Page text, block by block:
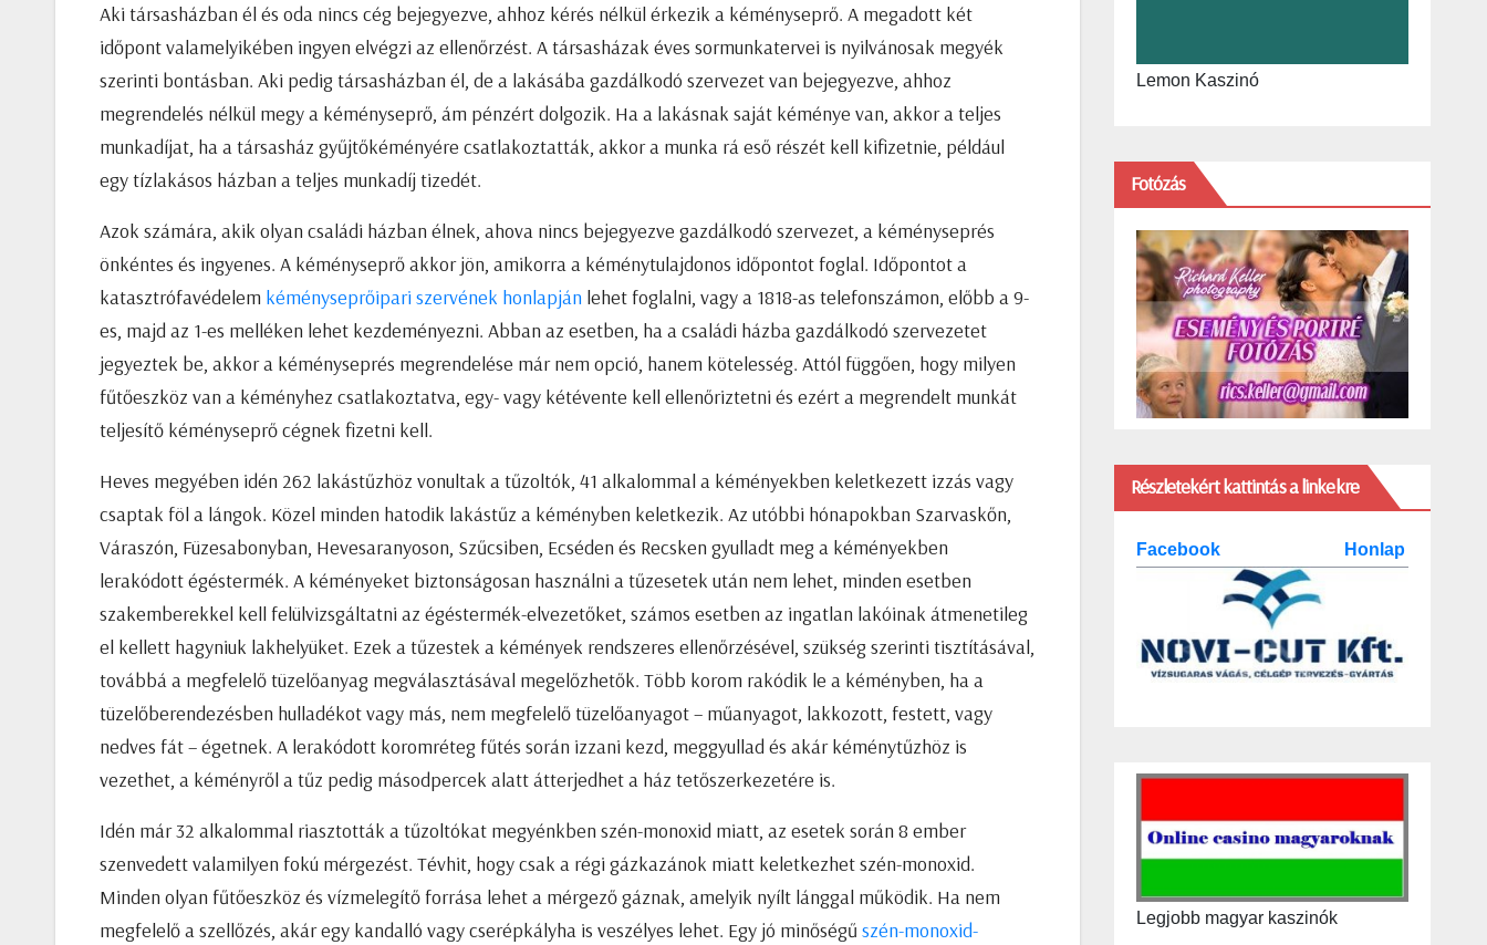
Aki társasházban él és oda nincs cég bejegyezve, ahhoz kérés nélkül érkezik a kéményseprő. A megadott két
időpont valamelyikében ingyen elvégzi az ellenőrzést. A társasházak éves sormunkatervei is nyilvánosak megyék
szerinti bontásban. Aki pedig társasházban él, de a lakásába gazdálkodó szervezet van bejegyezve, ahhoz
megrendelés nélkül megy a kéményseprő, ám pénzért dolgozik. Ha a lakásnak saját kéménye van, akkor a teljes
munkadíjat, ha a társasház gyűjtőkéményére csatlakoztatták, akkor a munka rá eső részét kell kifizetnie, például
egy tízlakásos házban a teljes munkadíj tizedét.
Azok számára, akik olyan családi házban élnek, ahova nincs bejegyezve gazdálkodó szervezet, a kéményseprés
önkéntes és ingyenes. A kéményseprő akkor jön, amikorra a kéménytulajdonos időpontot foglal. Időpontot a
katasztrófavédelem kéményseprőipari szervének honlapján lehet foglalni, vagy a 1818-as telefonszámon, előbb a 9-
es, majd az 1-es melléken lehet kezdeményezni. Abban az esetben, ha a családi házba gazdálkodó szervezetet
jegyeztek be, akkor a kéményseprés megrendelése már nem opció, hanem kötelesség. Attól függően, hogy milyen
fűtőeszköz van a kéményhez csatlakoztatva, egy- vagy kétévente kell ellenőriztetni és ezért a megrendelt munkát
teljesítő kéményseprő cégnek fizetni kell.
Heves megyében idén 262 lakástűzhöz vonultak a tűzoltók, 41 alkalommal a kéményekben keletkezett izzás vagy
csaptak föl a lángok. Közel minden hatodik lakástűz a kéményben keletkezik. Az utóbbi hónapokban Szarvaskőn,
Váraszón, Füzesabonyban, Hevesaranyoson, Szűcsiben, Ecséden és Recsken gyulladt meg a kéményekben
lerakódott égéstermék. A kéményeket biztonságosan használni a tűzesetek után nem lehet, minden esetben
szakemberekkel kell felülvizsgáltatni az égéstermék-elvezetőket, számos esetben az ingatlan lakóinak átmenetileg
el kellett hagyniuk lakhelyüket. Ezek a tűzestek a kémények rendszeres ellenőrzésével, szükség szerinti tisztításával,
továbbá a megfelelő tüzelőanyag megválasztásával megelőzhetők. Több korom rakódik le a kéményben, ha a
tüzelőberendezésben hulladékot vagy más, nem megfelelő tüzelőanyagot – műanyagot, lakkozott, festett, vagy
nedves fát – égetnek. A lerakódott koromréteg fűtés során izzani kezd, meggyullad és akár kéménytűzhöz is
vezethet, a kéményről a tűz pedig másodpercek alatt átterjedhet a ház tetőszerkezetére is.
Idén már 32 alkalommal riasztották a tűzoltókat megyénkben szén-monoxid miatt, az esetek során 8 ember
szenvedett valamilyen fokú mérgezést. Tévhit, hogy csak a régi gázkazánok miatt keletkezhet szén-monoxid.
Minden olyan fűtőeszköz és vízmelegítő forrása lehet a mérgező gáznak, amelyik nyílt lánggal működik. Ha nem
megfelelő a szellőzés, akár egy kandalló vagy cserépkályha is veszélyes lehet. Egy jó minőségű szén-monoxid-
Lemon Kaszinó
Fotózás
Részletekért kattintás a linkekre
Facebook Honlap
Legjobb magyar kaszinók